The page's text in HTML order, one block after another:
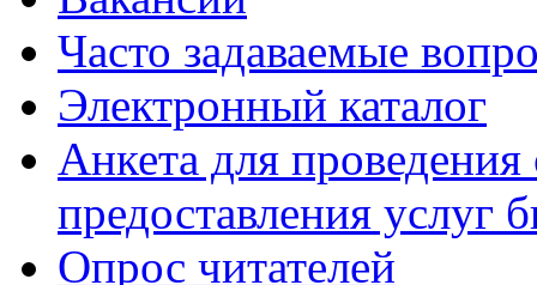
Часто задаваемые
Электронный каталог
Анкета для проведения
предоставления услуг
Опрос читателей